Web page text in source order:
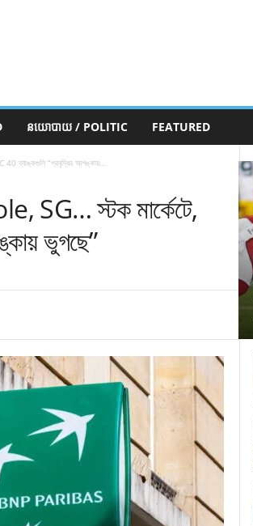
នយោបាយ / POLITIC FEATURED
ব্যাঙ্কগুলি “প্রবৃদ্ধির আশঙ্কায়...
স্টক মার্কেটে,
ভুগছে”